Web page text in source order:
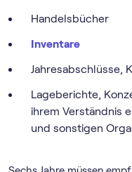
Handelsbücher
Inventare
Jahresabschlüsse,
Lageberichte,
ihrem Verständnis
und sonstigen